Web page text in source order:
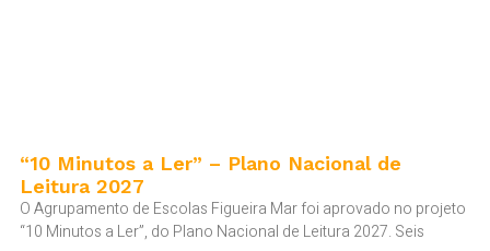
“10 Minutos a Ler” – Plano Nacional de
Leitura 2027
O Agrupamento de Escolas Figueira Mar foi aprovado no projeto
“10 Minutos a Ler”, do Plano Nacional de Leitura 2027. Seis